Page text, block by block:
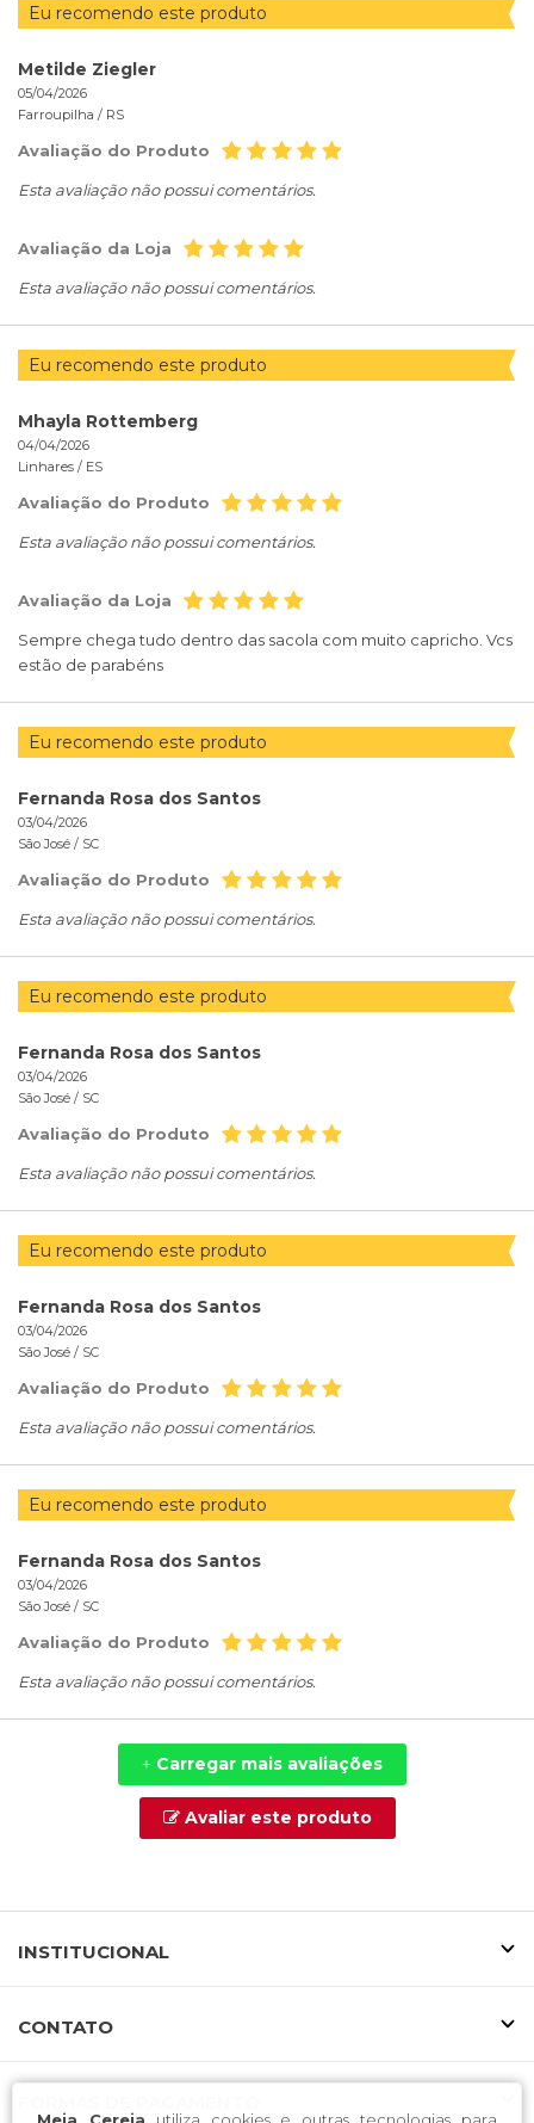
Eu recomendo este produto
Metilde Ziegler
05/04/2026
Farroupilha / RS
Avaliação do Produto
Esta avaliação não possui comentários.
Avaliação da Loja
Esta avaliação não possui comentários.
Eu recomendo este produto
Mhayla Rottemberg
04/04/2026
Linhares / ES
Avaliação do Produto
Esta avaliação não possui comentários.
Avaliação da Loja
Sempre chega tudo dentro das sacola com muito capricho. Vcs
estão de parabéns
Eu recomendo este produto
Fernanda Rosa dos Santos
03/04/2026
São José / SC
Avaliação do Produto
Esta avaliação não possui comentários.
Eu recomendo este produto
Fernanda Rosa dos Santos
03/04/2026
São José / SC
Avaliação do Produto
Esta avaliação não possui comentários.
Eu recomendo este produto
Fernanda Rosa dos Santos
03/04/2026
São José / SC
Avaliação do Produto
Esta avaliação não possui comentários.
Eu recomendo este produto
Fernanda Rosa dos Santos
03/04/2026
São José / SC
Avaliação do Produto
Esta avaliação não possui comentários.
+Carregar mais avaliações
Avaliar este produto
INSTITUCIONAL
CONTATO